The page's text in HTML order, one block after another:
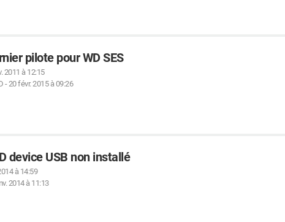
pilote pour WD SES
2011 à 12:15
-20 févr. 2015 à 09:26
device USB non installé
à 14:59
2014 à 11:13